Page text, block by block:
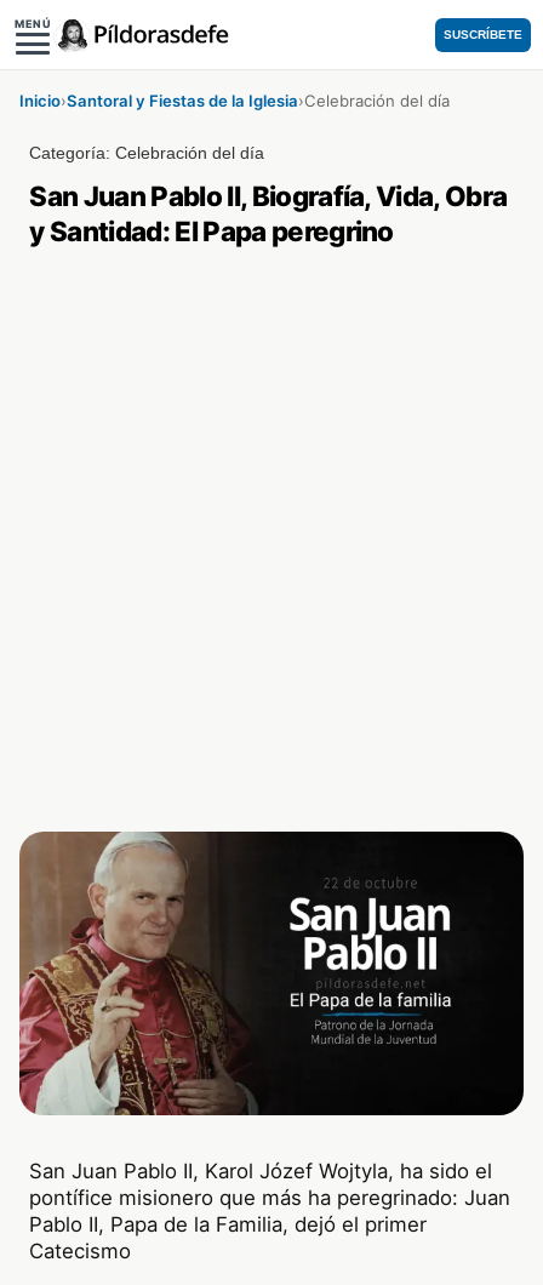
MENÚ
SUSCRÍBETE
Inicio›Santoral y Fiestas de la Iglesia›Celebración del día
Categoría:Celebración del día
San Juan Pablo II, Biografía, Vida, Obra
y Santidad: El Papa peregrino
San Juan Pablo II, Karol Józef Wojtyla, ha sido el
pontífice misionero que más ha peregrinado: Juan
Pablo II, Papa de la Familia, dejó el primer
Catecismo